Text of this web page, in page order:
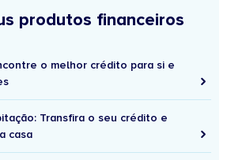
produtos financeiros
o melhor crédito para si e
Transfira o seu crédito e
casa